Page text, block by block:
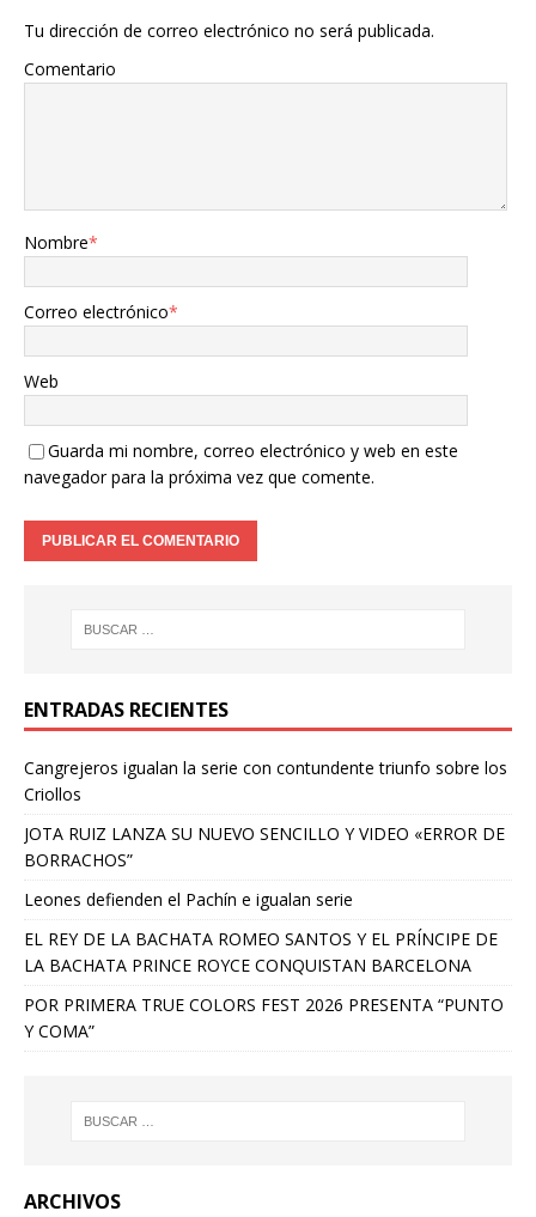
Tu dirección de correo electrónico no será publicada.
Comentario
Nombre*
Correo electrónico*
Web
Guarda mi nombre, correo electrónico y web en este
navegador para la próxima vez que comente.
ENTRADAS RECIENTES
Cangrejeros igualan la serie con contundente triunfo sobre los
Criollos
JOTA RUIZ LANZA SU NUEVO SENCILLO Y VIDEO «ERROR DE
BORRACHOS”
Leones defienden el Pachín e igualan serie
EL REY DE LA BACHATA ROMEO SANTOS Y EL PRÍNCIPE DE
LA BACHATA PRINCE ROYCE CONQUISTAN BARCELONA
POR PRIMERA TRUE COLORS FEST 2026 PRESENTA “PUNTO
Y COMA”
ARCHIVOS